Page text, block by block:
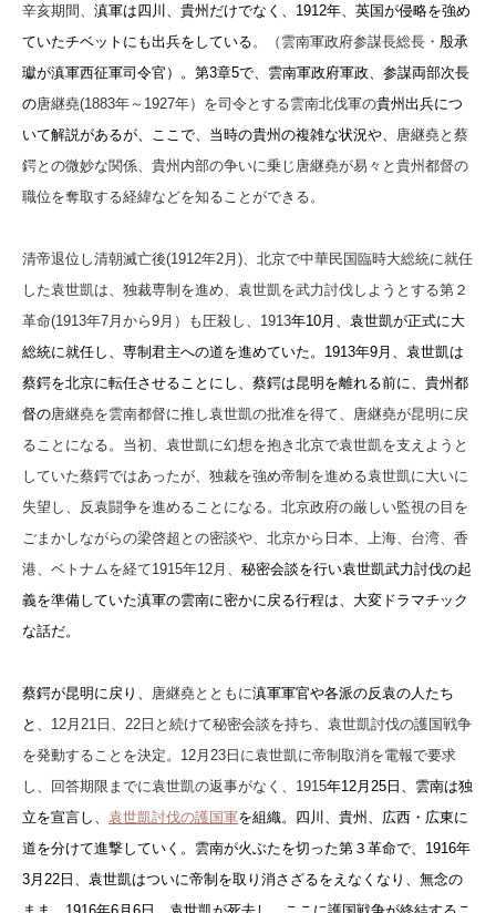
辛亥期間、 滇軍は四川、貴州だけでなく、1912年、英国が侵略を強め
ていたチベットにも出兵をしている 。（雲南軍政府参謀長総長・ 殷承
瓛が滇軍西征軍司令官）。第3章5で、雲南軍政府軍政、参謀両部次長
の唐継堯(1883年～1927年）を司令とする雲南北伐軍の貴州出兵につ
いて解説があるが、ここで、当時の貴州の複雑な状況や、 唐継堯と蔡
鍔との微妙な関係、貴州内部の争いに乗じ唐継堯が易々と貴州都督の
職位を奪取する経緯などを知ることができる。
清帝退位し清朝滅亡後(1912年2月)、北京で中華民国臨時大総統に就任
した袁世凱は、独裁専制を進め、袁世凱を武力討伐しようとする第２
革命(1913年7月から9月）も圧殺し、1913年10月、袁世凱が正式に大
総統に就任し、専制君主への道を進めていた。1913年9月、袁世凱は
蔡鍔を北京に転任させることにし、蔡鍔は昆明を離れる前に、貴州都
督の唐継堯を雲南都督に推し袁世凱の批准を得て、唐継堯が昆明に戻
ることになる。当初、袁世凱に幻想を抱き北京で袁世凱を支えようと
していた蔡鍔ではあったが、独裁を強め帝制を進める袁世凱に大いに
失望し、反袁闘争を進めることになる。北京政府の厳しい監視の目を
ごまかしながらの梁啓超との密談や、北京から日本、上海、台湾、香
港、ベトナムを経て1915年12月、 秘密会談を行い袁世凱武力討伐の起
義を準備していた滇軍の雲南に密かに戻る行程は、大変ドラマチック
な話だ。
蔡鍔が昆明に戻り、 唐継堯とともに滇軍軍官や各派の反袁の人たち
と
、12月21日、22日と続けて秘密会談を持ち、袁世凱討伐の護国戦争
を発動することを決定。12月23日に袁世凱に帝制取消を電報で要求
し、回答期限までに袁世凱の返事がなく、1915年12月25日、雲南は独
立を宣言し、 袁世凱討伐の護国軍を組織。四川、貴州、広西・広東に
道を分けて進撃していく。雲南が火ぶたを切った第３革命で、1916年
3月22日、袁世凱はついに帝制を取り消さざるをえなくなり、無念の